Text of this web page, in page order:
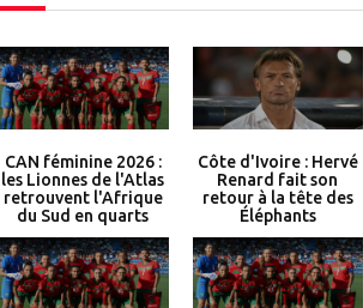
CAN féminine 2026 :
les Lionnes de l'Atlas
retrouvent l'Afrique
du Sud en quarts
Côte d'Ivoire : Hervé
Renard fait son
retour à la tête des
Éléphants